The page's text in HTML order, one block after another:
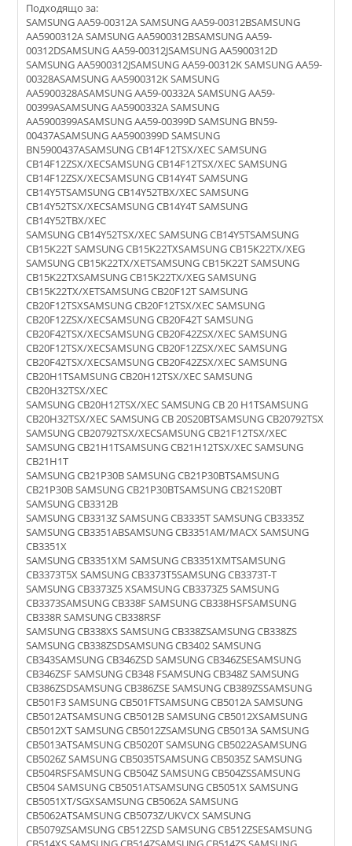
Подходящо за:
SAMSUNG AA59-00312A SAMSUNG AA59-00312BSAMSUNG
AA5900312A SAMSUNG AA5900312BSAMSUNG AA59-
00312DSAMSUNG AA59-00312JSAMSUNG AA5900312D
SAMSUNG AA5900312JSAMSUNG AA59-00312K SAMSUNG AA59-
00328ASAMSUNG AA5900312K SAMSUNG
AA5900328ASAMSUNG AA59-00332A SAMSUNG AA59-
00399ASAMSUNG AA5900332A SAMSUNG
AA5900399ASAMSUNG AA59-00399D SAMSUNG BN59-
00437ASAMSUNG AA5900399D SAMSUNG
BN5900437ASAMSUNG CB14F12TSX/XEC SAMSUNG
CB14F12ZSX/XECSAMSUNG CB14F12TSX/XEC SAMSUNG
CB14F12ZSX/XECSAMSUNG CB14Y4T SAMSUNG
CB14Y5TSAMSUNG CB14Y52TBX/XEC SAMSUNG
CB14Y52TSX/XECSAMSUNG CB14Y4T SAMSUNG
CB14Y52TBX/XEC
SAMSUNG CB14Y52TSX/XEC SAMSUNG CB14Y5TSAMSUNG
CB15K22T SAMSUNG CB15K22TXSAMSUNG CB15K22TX/XEG
SAMSUNG CB15K22TX/XETSAMSUNG CB15K22T SAMSUNG
CB15K22TXSAMSUNG CB15K22TX/XEG SAMSUNG
CB15K22TX/XETSAMSUNG CB20F12T SAMSUNG
CB20F12TSXSAMSUNG CB20F12TSX/XEC SAMSUNG
CB20F12ZSX/XECSAMSUNG CB20F42T SAMSUNG
CB20F42TSX/XECSAMSUNG CB20F42ZSX/XEC SAMSUNG
CB20F12TSX/XECSAMSUNG CB20F12ZSX/XEC SAMSUNG
CB20F42TSX/XECSAMSUNG CB20F42ZSX/XEC SAMSUNG
CB20H1TSAMSUNG CB20H12TSX/XEC SAMSUNG
CB20H32TSX/XEC
SAMSUNG CB20H12TSX/XEC SAMSUNG CB 20 H1TSAMSUNG
CB20H32TSX/XEC SAMSUNG CB 20S20BTSAMSUNG CB20792TSX
SAMSUNG CB20792TSX/XECSAMSUNG CB21F12TSX/XEC
SAMSUNG CB21H1TSAMSUNG CB21H12TSX/XEC SAMSUNG
CB21H1T
SAMSUNG CB21P30B SAMSUNG CB21P30BTSAMSUNG
CB21P30B SAMSUNG CB21P30BTSAMSUNG CB21S20BT
SAMSUNG CB3312B
SAMSUNG CB3313Z SAMSUNG CB3335T SAMSUNG CB3335Z
SAMSUNG CB3351ABSAMSUNG CB3351AM/MACX SAMSUNG
CB3351X
SAMSUNG CB3351XM SAMSUNG CB3351XMTSAMSUNG
CB3373T5X SAMSUNG CB3373T5SAMSUNG CB3373T-T
SAMSUNG CB3373Z5 XSAMSUNG CB3373Z5 SAMSUNG
CB3373SAMSUNG CB338F SAMSUNG CB338HSFSAMSUNG
CB338R SAMSUNG CB338RSF
SAMSUNG CB338XS SAMSUNG CB338ZSAMSUNG CB338ZS
SAMSUNG CB338ZSDSAMSUNG CB3402 SAMSUNG
CB343SAMSUNG CB346ZSD SAMSUNG CB346ZSESAMSUNG
CB346ZSF SAMSUNG CB348 FSAMSUNG CB348Z SAMSUNG
CB386ZSDSAMSUNG CB386ZSE SAMSUNG CB389ZSSAMSUNG
CB501F3 SAMSUNG CB501FTSAMSUNG CB5012A SAMSUNG
CB5012ATSAMSUNG CB5012B SAMSUNG CB5012XSAMSUNG
CB5012XT SAMSUNG CB5012ZSAMSUNG CB5013A SAMSUNG
CB5013ATSAMSUNG CB5020T SAMSUNG CB5022ASAMSUNG
CB5026Z SAMSUNG CB5035TSAMSUNG CB5035Z SAMSUNG
CB504RSFSAMSUNG CB504Z SAMSUNG CB504ZSSAMSUNG
CB504 SAMSUNG CB5051ATSAMSUNG CB5051X SAMSUNG
CB5051XT/SGXSAMSUNG CB5062A SAMSUNG
CB5062ATSAMSUNG CB5073Z/UKVCX SAMSUNG
CB5079ZSAMSUNG CB512ZSD SAMSUNG CB512ZSESAMSUNG